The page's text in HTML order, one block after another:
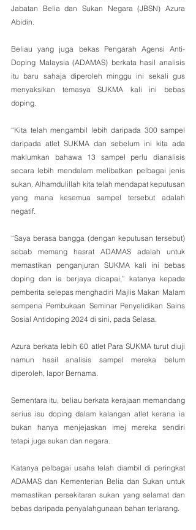
Jabatan Belia dan Sukan Negara (JBSN) Azura
Abidin.
Beliau yang juga bekas Pengarah Agensi Anti-
Doping Malaysia (ADAMAS) berkata hasil analisis
itu baru sahaja diperoleh minggu ini sekali gus
menyaksikan temasya SUKMA kali ini bebas
doping.
“Kita telah mengambil lebih daripada 300 sampel
daripada atlet SUKMA dan sebelum ini kita ada
maklumkan bahawa 13 sampel perlu dianalisis
secara lebih mendalam melibatkan pelbagai jenis
sukan. Alhamdulillah kita telah mendapat keputusan
yang mana kesemua sampel tersebut adalah
negatif.
“Saya berasa bangga (dengan keputusan tersebut)
sebab memang hasrat ADAMAS adalah untuk
memastikan penganjuran SUKMA kali ini bebas
doping dan ia berjaya dicapai,” katanya kepada
pemberita selepas menghadiri Majlis Makan Malam
sempena Pembukaan Seminar Penyelidikan Sains
Sosial Antidoping 2024 di sini, pada Selasa.
Azura berkata lebih 60 atlet Para SUKMA turut diuji
namun hasil analisis sampel mereka belum
diperoleh, lapor Bernama.
Sementara itu, beliau berkata kerajaan memandang
serius isu doping dalam kalangan atlet kerana ia
bukan hanya menjejaskan imej mereka sendiri
tetapi juga sukan dan negara.
Katanya pelbagai usaha telah diambil di peringkat
ADAMAS dan Kementerian Belia dan Sukan untuk
memastikan persekitaran sukan yang selamat dan
bebas daripada penyalahgunaan bahan terlarang.